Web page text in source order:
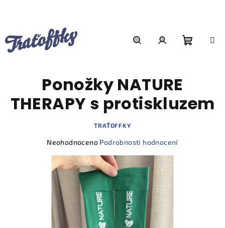
Ponožky NATURE
THERAPY s protiskluzem
TRAŤOFFKY
Neohodnoceno Podrobnosti hodnocení